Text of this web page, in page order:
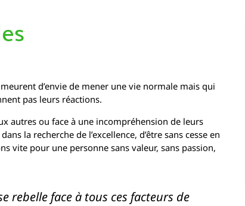
meurent d’envie de mener une vie normale mais qui
pas leurs réactions.
autres ou face à une incompréhension de leurs
la recherche de l’excellence, d’être sans cesse en
vite pour une personne sans valeur, sans passion,
rebelle face à tous ces facteurs de